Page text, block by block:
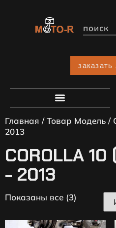
заказать
Главная / Товар Модель /
2013
COROLLA
- 2013
Показаны все (3)